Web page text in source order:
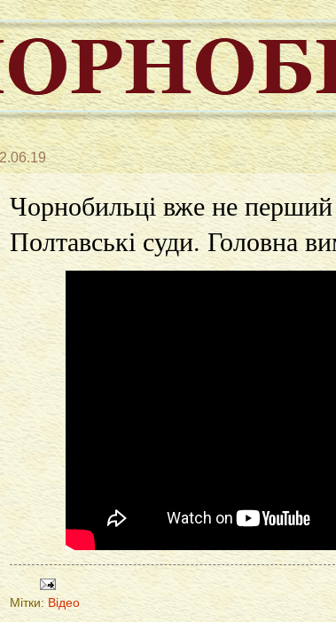
Чорнобильці вже не
Полтавські суди. Головна
Мітки: Відео